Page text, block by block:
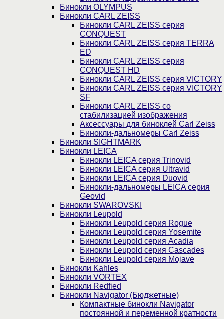
Бинокли OLYMPUS
Бинокли CARL ZEISS
Бинокли CARL ZEISS серия
CONQUEST
Бинокли CARL ZEISS серия TERRA
ED
Бинокли CARL ZEISS серия
CONQUEST HD
Бинокли CARL ZEISS серия VICTORY
Бинокли CARL ZEISS серия VICTORY
SF
Бинокли CARL ZEISS со
стабилизацией изображения
Аксессуары для биноклей Carl Zeiss
Бинокли-дальномеры Carl Zeiss
Бинокли SIGHTMARK
Бинокли LEICA
Бинокли LEICA серия Trinovid
Бинокли LEICA серия Ultravid
Бинокли LEICA серия Duovid
Бинокли-дальномеры LEICA серия
Geovid
Бинокли SWAROVSKI
Бинокли Leupold
Бинокли Leupold серия Rogue
Бинокли Leupold серия Yosemite
Бинокли Leupold серия Acadia
Бинокли Leupold серия Cascades
Бинокли Leupold серия Mojave
Бинокли Kahles
Бинокли VORTEX
Бинокли Redfied
Бинокли Navigator (Бюджетные)
Компактные бинокли Navigator
постоянной и переменной кратности